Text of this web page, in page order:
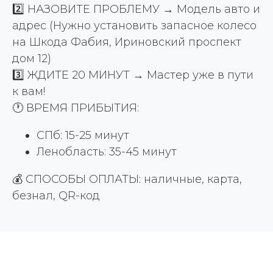
2️⃣ НАЗОВИТЕ ПРОБЛЕМУ → Модель авто и
адрес (Нужно установить запасное колесо
на Шкода Фабия, Ириновский проспект
дом 12)
3️⃣ ЖДИТЕ 20 МИНУТ → Мастер уже в пути
к вам!
🕐 ВРЕМЯ ПРИБЫТИЯ:
СПб: 15-25 минут
Ленобласть: 35-45 минут
💰 СПОСОБЫ ОПЛАТЫ: наличные, карта,
безнал, QR-код